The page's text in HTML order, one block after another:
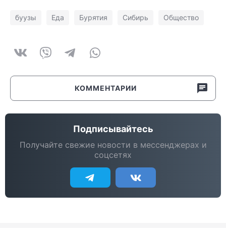
буузы Еда Бурятия Сибирь Общество
КОММЕНТАРИИ
Подписывайтесь
Получайте свежие новости в мессенджерах и
соцсетях